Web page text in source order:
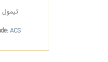
تیمول
ACS